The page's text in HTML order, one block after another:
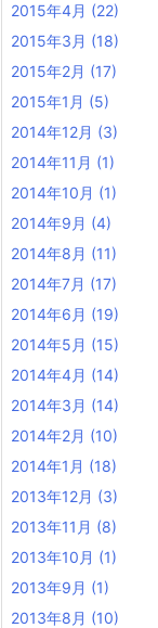
2015年4月 (22)
2015年3月 (18)
2015年2月 (17)
2015年1月 (5)
2014年12月 (3)
2014年11月 (1)
2014年10月 (1)
2014年9月 (4)
2014年8月 (11)
2014年7月 (17)
2014年6月 (19)
2014年5月 (15)
2014年4月 (14)
2014年3月 (14)
2014年2月 (10)
2014年1月 (18)
2013年12月 (3)
2013年11月 (8)
2013年10月 (1)
2013年9月 (1)
2013年8月 (10)